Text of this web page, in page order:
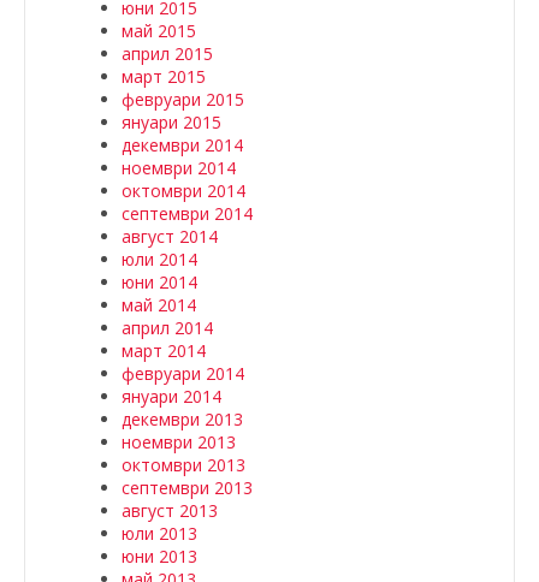
юни 2015
май 2015
април 2015
март 2015
февруари 2015
януари 2015
декември 2014
ноември 2014
октомври 2014
септември 2014
август 2014
юли 2014
юни 2014
май 2014
април 2014
март 2014
февруари 2014
януари 2014
декември 2013
ноември 2013
октомври 2013
септември 2013
август 2013
юли 2013
юни 2013